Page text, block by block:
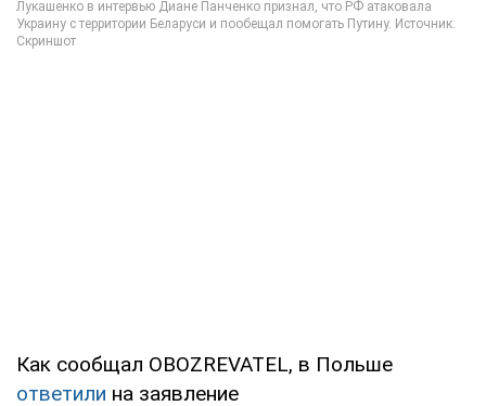
Как сообщал OBOZREVATEL, в Польше
ответили на заявление